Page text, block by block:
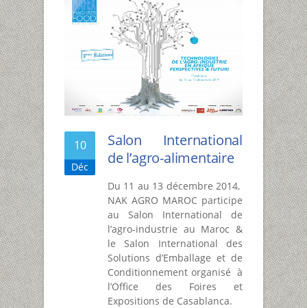
10
Déc
Salon International
de l’agro-alimentaire
Du 11 au 13 décembre 2014,
NAK AGRO MAROC participe
au Salon International de
l’agro-industrie au Maroc &
le Salon International des
Solutions d’Emballage et de
Conditionnement organisé à
l’Office des Foires et
Expositions de Casablanca.